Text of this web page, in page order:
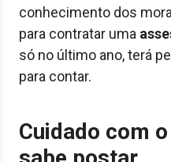
conhecimento dos
para contratar uma
só no último ano, terá
para contar.
Cuidado com